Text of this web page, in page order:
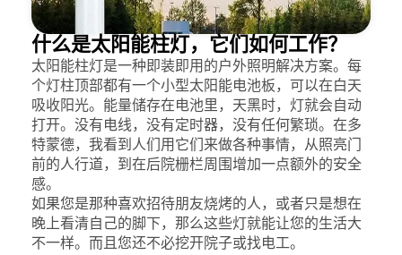
什么是太阳能柱灯，它们如何工作？
太阳能柱灯是一种即装即用的户外照明解决方案。每
个灯柱顶部都有一个小型太阳能电池板，可以在白天
吸收阳光。能量储存在电池里，天黑时，灯就会自动
打开。没有电线，没有定时器，没有任何繁琐。在多
特蒙德，我看到人们用它们来做各种事情，从照亮门
前的人行道，到在后院栅栏周围增加一点额外的安全
感。
如果您是那种喜欢招待朋友烧烤的人，或者只是想在
晚上看清自己的脚下，那么这些灯就能让您的生活大
不一样。而且您还不必挖开院子或找电工。